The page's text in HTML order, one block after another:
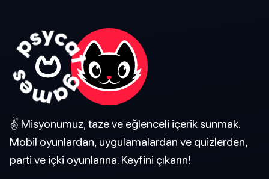
✌️ Misyonumuz, taze ve eğlenceli içerik sunmak.
Mobil oyunlardan, uygulamalardan ve quizlerden,
parti ve içki oyunlarına. Keyfini çıkarın!